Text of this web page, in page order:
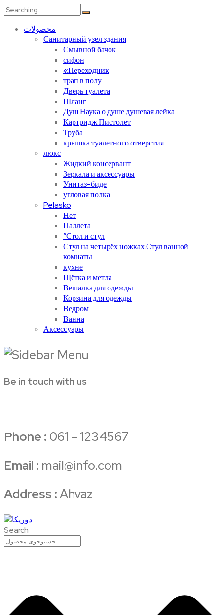
Search
for:
محصولات
Санитарный узел здания
Смывной бачок
сифон
«Переходник
трап в полу
Дверь туалета
Шланг
Душ.Наука о душе.душевая лейка
Картридж.Пистолет
Труба
крышка туалетного отверстия
люкс
Жидкий консервант
Зеркала и аксессуары
Унитаз-биде
угловая полка
Pelasko
Нет
Паллета
“Стол и стул
Стул на четырёх ножках.Стул ванной
комнаты
кухне
Щётка и метла
Вешалка для одежды
Корзина для одежды
Ведром
Ванна
Аксессуары
Be in touch with us
Phone : 061 – 1234567
Email : mail@info.com
Address :Ahvaz
Search